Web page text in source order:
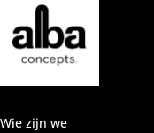
Wie zijn we